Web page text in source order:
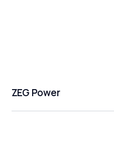
ZEG Power